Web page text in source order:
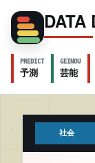
DATA
PREDICT
予測
GEINOU
芸能
社会